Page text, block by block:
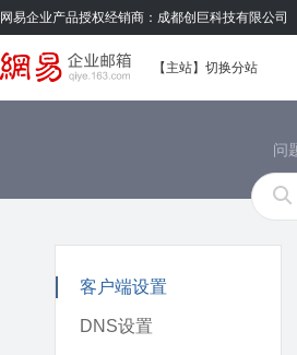
网易企业产品授权经销商：成都创巨科技有限公司
【 主站】 切换分站
问
客户端设置
DNS设置